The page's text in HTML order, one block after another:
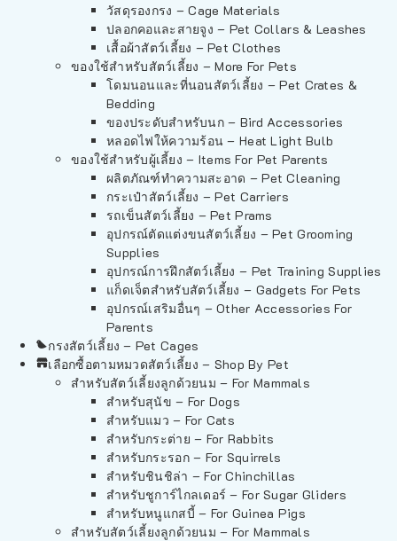
วัสดุรองกรง – Cage Materials
ปลอกคอและสายจูง – Pet Collars & Leashes
เสื้อผ้าสัตว์เลี้ยง – Pet Clothes
ของใช้สำหรับสัตว์เลี้ยง – More For Pets
โดมนอนและที่นอนสัตว์เลี้ยง – Pet Crates &
Bedding
ของประดับสำหรับนก – Bird Accessories
หลอดไฟให้ความร้อน – Heat Light Bulb
ของใช้สำหรับผู้เลี้ยง – Items For Pet Parents
ผลิตภัณฑ์ทำความสะอาด – Pet Cleaning
กระเป๋าสัตว์เลี้ยง – Pet Carriers
รถเข็นสัตว์เลี้ยง – Pet Prams
อุปกรณ์ตัดแต่งขนสัตว์เลี้ยง – Pet Grooming
Supplies
อุปกรณ์การฝึกสัตว์เลี้ยง – Pet Training Supplies
แก็ดเจ็ตสำหรับสัตว์เลี้ยง – Gadgets For Pets
อุปกรณ์เสริมอื่นๆ – Other Accessories For
Parents
กรงสัตว์เลี้ยง – Pet Cages
เลือกซื้อตามหมวดสัตว์เลี้ยง – Shop By Pet
สำหรับสัตว์เลี้ยงลูกด้วยนม – For Mammals
สำหรับสุนัข – For Dogs
สำหรับแมว – For Cats
สำหรับกระต่าย – For Rabbits
สำหรับกระรอก – For Squirrels
สำหรับชินชิล่า – For Chinchillas
สำหรับชูการ์ไกลเดอร์ – For Sugar Gliders
สำหรับหนูแกสบี้ – For Guinea Pigs
สำหรับสัตว์เลี้ยงลูกด้วยนม – For Mammals